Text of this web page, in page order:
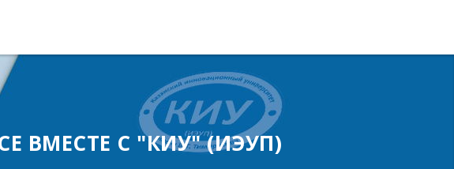
ВМЕСТЕ С "КИУ" (ИЭУП)